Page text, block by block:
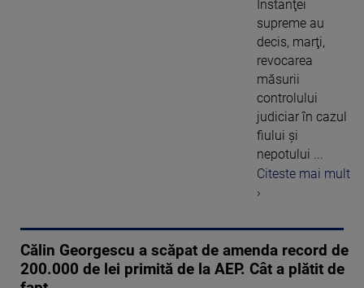
Instanţei
supreme au
decis, marţi,
revocarea
măsurii
controlului
judiciar în cazul
fiului şi
nepotului ...
Citeste mai mult
›
Călin Georgescu a scăpat de amenda record de
200.000 de lei primită de la AEP. Cât a plătit de